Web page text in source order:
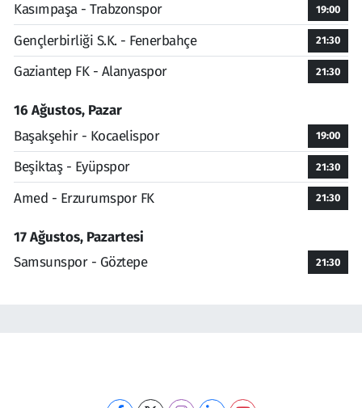
Kasımpaşa - Trabzonspor 19:00
Gençlerbirliği S.K. - Fenerbahçe 21:30
Gaziantep FK - Alanyaspor 21:30
16 Ağustos, Pazar
Başakşehir - Kocaelispor
19:00
Beşiktaş - Eyüpspor 21:30
Amed - Erzurumspor FK 21:30
17 Ağustos, Pazartesi
Samsunspor - Göztepe
21:30